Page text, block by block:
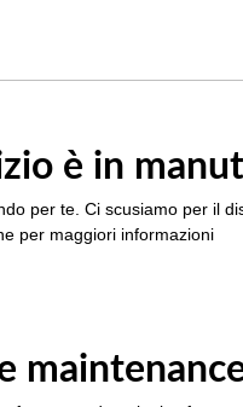
è in
per te. Ci scusiamo per il
per maggiori informazioni